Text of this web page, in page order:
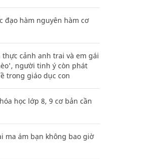
đạo hàm nguyên hàm cơ
thực cảnh anh trai và em gái
người tinh ý còn phát
trong giáo dục con
học lớp 8, 9 cơ bản cần
ma ám bạn không bao giờ